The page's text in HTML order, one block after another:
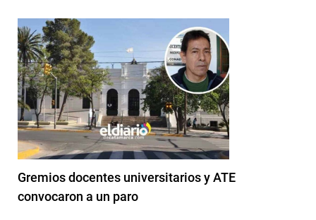
Gremios docentes universitarios y ATE
convocaron a un paro